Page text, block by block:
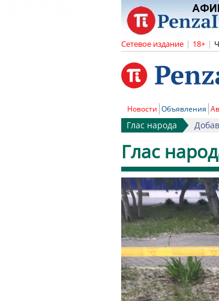
Сетевое издание | 18+ |
Новости Объявления
Глас народа
Глас